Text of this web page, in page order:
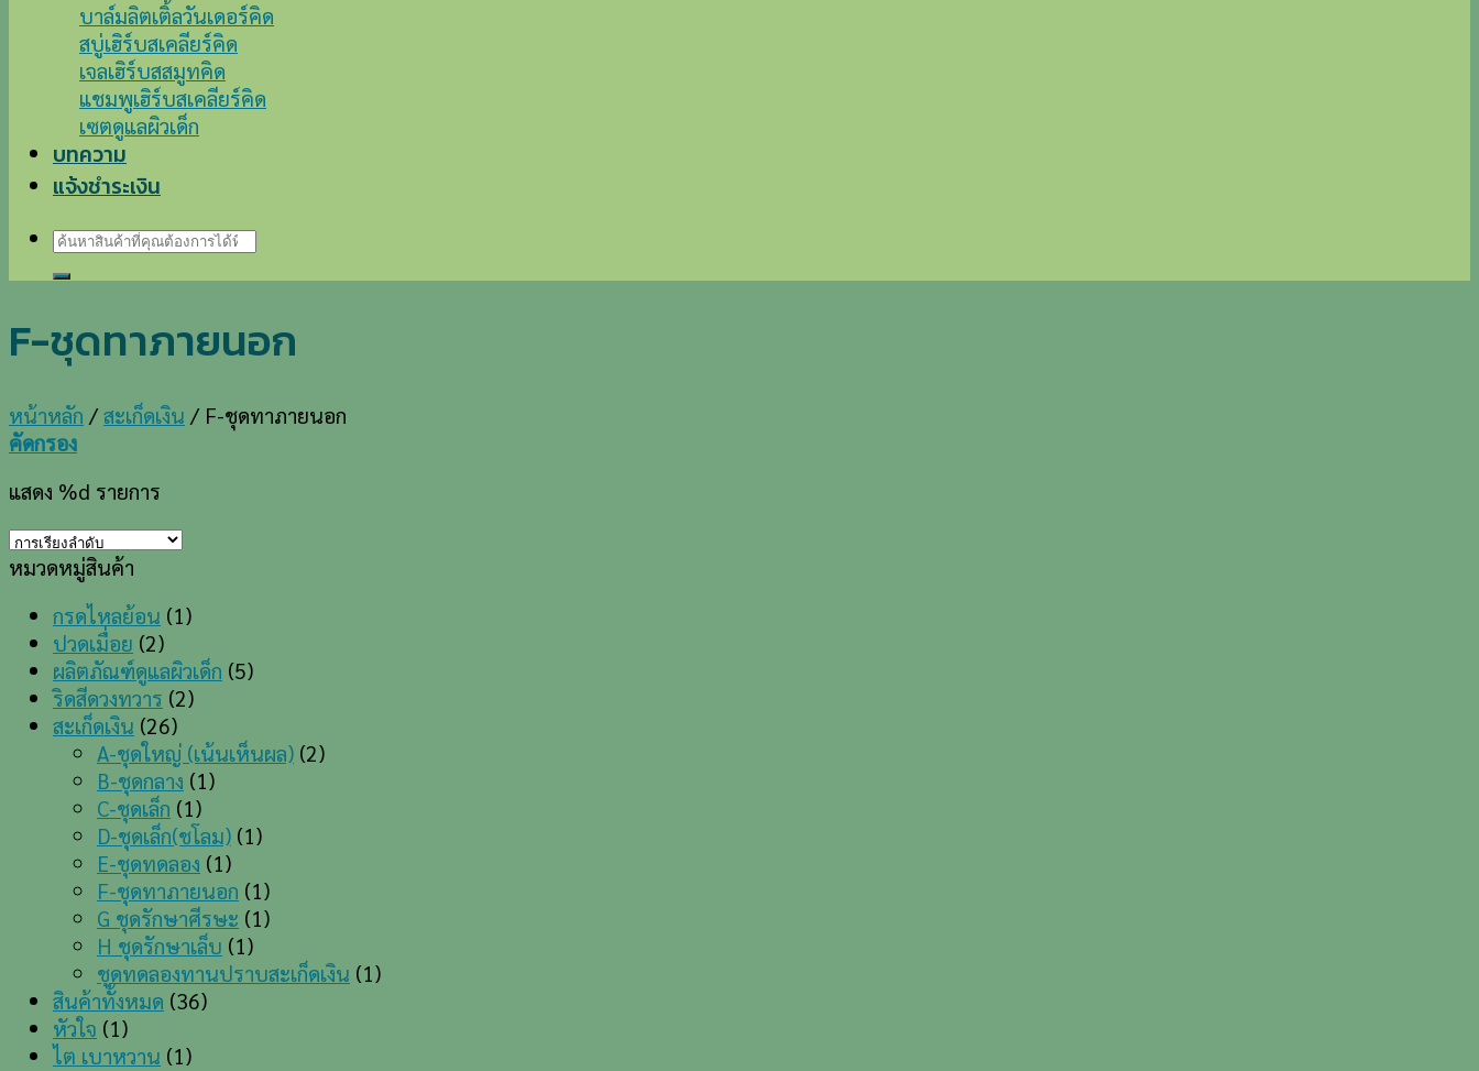
บาล์มลิตเติ้ลวันเดอร์คิด
สบู่เฮิร์บสเคลียร์คิด
เจลเฮิร์บสสมูทคิด
แชมพูเฮิร์บสเคลียร์คิด
เซตดูแลผิวเด็ก
บทความ
แจ้งชำระเงิน
ค้นหา:
F-ชุดทาภายนอก
หน้าหลัก / สะเก็ดเงิน /F-ชุดทาภายนอก
คัดกรอง
แสดง %d รายการ
หมวดหมู่สินค้า
กรดไหลย้อน (1)
ปวดเมื่อย (2)
ผลิตภัณฑ์ดูแลผิวเด็ก (5)
ริดสีดวงทวาร (2)
สะเก็ดเงิน (26)
A-ชุดใหญ่ (เน้นเห็นผล) (2)
B-ชุดกลาง (1)
C-ชุดเล็ก (1)
D-ชุดเล็ก(ชโลม) (1)
E-ชุดทดลอง (1)
F-ชุดทาภายนอก (1)
G ชุดรักษาศีรษะ (1)
H ชุดรักษาเล็บ (1)
ชุดทดลองทานปราบสะเก็ดเงิน (1)
สินค้าทั้งหมด (36)
หัวใจ (1)
ไต เบาหวาน (1)